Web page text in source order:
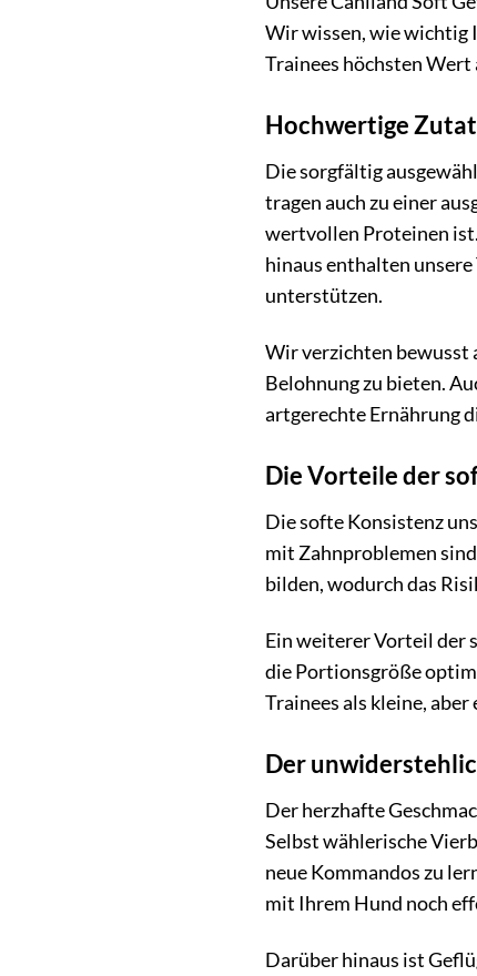
Wir wissen, wie wichtig
Trainees höchsten
Hochwertige
Die sorgfältig
tragen auch zu einer
wertvollen Proteinen
hinaus enthalten
unterstützen.
Wir verzichten bewusst
Belohnung zu bieten.
artgerechte Ernährung
Die Vorteile der
Die softe Konsistenz
mit Zahnproblemen
bilden, wodurch das
Ein weiterer Vorteil der
die Portionsgröße
Trainees als kleine,
Der
Der herzhafte
Selbst wählerische
neue Kommandos zu
mit Ihrem Hund noch
Darüber hinaus ist